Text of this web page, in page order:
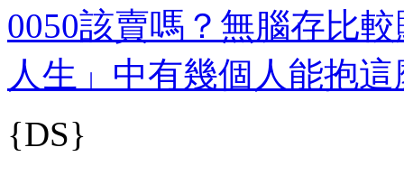
0050該賣嗎？無腦存比
人生」中有幾個人能抱這
{DS}